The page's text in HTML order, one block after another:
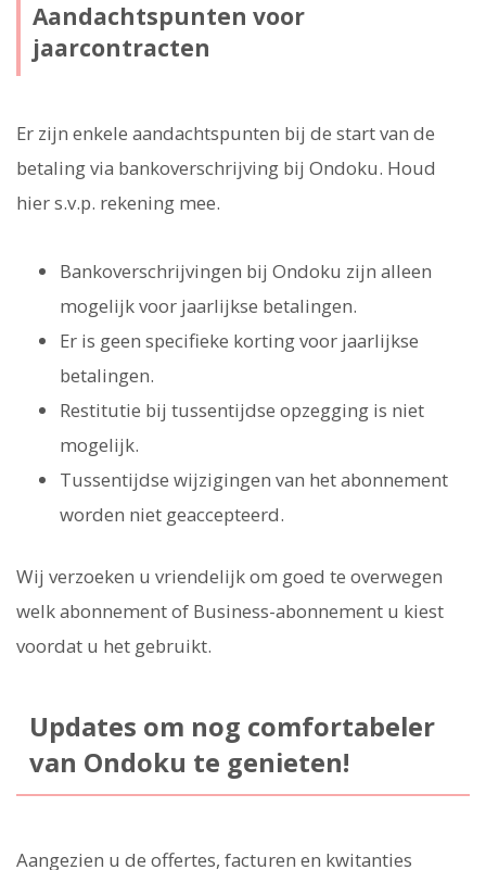
Aandachtspunten voor
jaarcontracten
Er zijn enkele aandachtspunten bij de start van de
betaling via bankoverschrijving bij Ondoku. Houd
hier s.v.p. rekening mee.
Bankoverschrijvingen bij Ondoku zijn alleen
mogelijk voor jaarlijkse betalingen.
Er is geen specifieke korting voor jaarlijkse
betalingen.
Restitutie bij tussentijdse opzegging is niet
mogelijk.
Tussentijdse wijzigingen van het abonnement
worden niet geaccepteerd.
Wij verzoeken u vriendelijk om goed te overwegen
welk abonnement of Business-abonnement u kiest
voordat u het gebruikt.
Updates om nog comfortabeler
van Ondoku te genieten!
Aangezien u de offertes, facturen en kwitanties